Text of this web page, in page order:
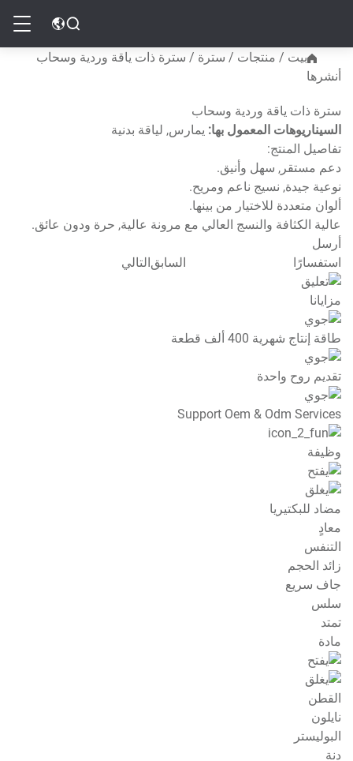
موارد
مدونة
بيت / منتجات / سترة / سترة ذات ياقة وردية وسحاب
أنشرها
سترة ذات ياقة وردية وسحاب
السيناريوهات المعمول بها: يمارس, لياقة بدنية
تفاصيل المنتج:
دعم مستقر, سهل وأنيق.
نوعية جيدة, نسيج ناعم ومريح.
ألوان متعددة للاختيار من بينها.
عالية الكثافة والنسج العالي مع مرونة عالية, حرة ودون عائق.
أرسل
استفسارًا
السابقالتالي
مزايانا
طاقة إنتاج شهرية 400 ألف قطعة
تقديم روح واحدة
Support Oem & Odm Services
وظيفة
مضاد للبكتيريا
معادٍ
التنفس
زائد الحجم
جاف سريع
سلس
تمتد
مادة
القطن
نايلون
البوليستر
دنة